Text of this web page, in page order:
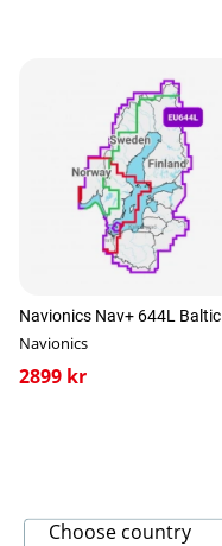
Navionics Nav+ 644L Baltic
Navionics
2899 kr
Choose country